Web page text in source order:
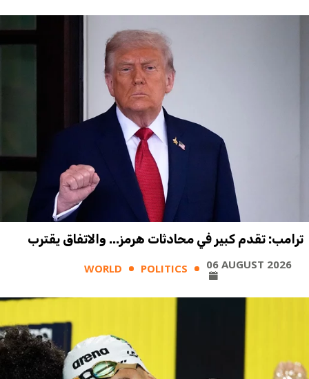
ترامب: تقدم كبير في محادثات هرمز... والاتفاق يقترب
WORLD POLITICS 06 AUGUST 2026